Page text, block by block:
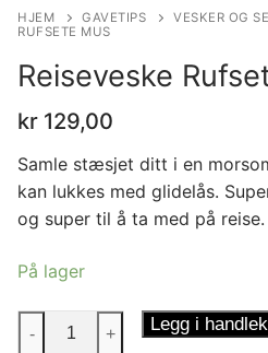
HJEM GAVETIPS VESKER OG
RUFSETE MUS
Reiseveske
kr 129,00
Samle stæsjet ditt i en
kan lukkes med glidelås.
og super til å ta med på reise.
På lager
Reiseveske
- + Legg i